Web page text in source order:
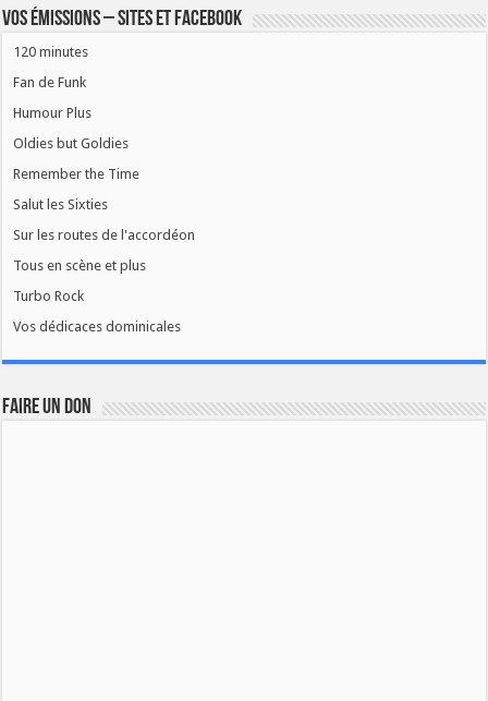
Vos émissions – Sites et Facebook
120 minutes
Fan de Funk
Humour Plus
Oldies but Goldies
Remember the Time
Salut les Sixties
Sur les routes de l'accordéon
Tous en scène et plus
Turbo Rock
Vos dédicaces dominicales
FAIRE UN DON